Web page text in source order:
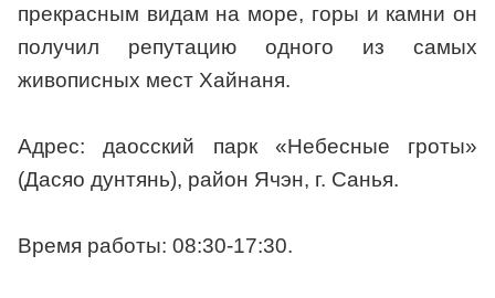
прекрасным видам на море, горы и камни он
получил репутацию одного из самых
живописных мест Хайнаня.
Адрес: даосский парк «Небесные гроты»
(Дасяо дунтянь), район Ячэн, г. Санья.
Время работы: 08:30-17:30.